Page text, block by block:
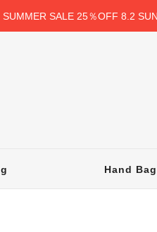
SUMMER SALE 25％OFF 8.2
Hand Bag